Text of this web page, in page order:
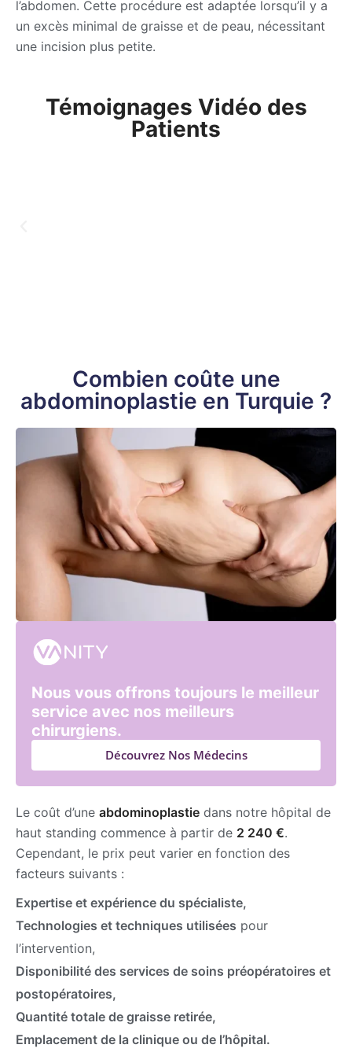
l’abdomen. Cette procédure est adaptée lorsqu’il y a
un excès minimal de graisse et de peau, nécessitant
une incision plus petite.
Témoignages Vidéo des
Patients
Combien coûte une
abdominoplastie en Turquie ?
Le coût d’une abdominoplastie dans notre hôpital de
haut standing commence à partir de 2 240 €.
Cependant, le prix peut varier en fonction des
facteurs suivants :
Expertise et expérience du spécialiste,
Technologies et techniques utilisées pour
l’intervention,
Disponibilité des services de soins préopératoires et
postopératoires,
Quantité totale de graisse retirée,
Emplacement de la clinique ou de l’hôpital.
Nous vous offrons toujours le meilleur
service avec nos meilleurs
chirurgiens.
Découvrez Nos Médecins